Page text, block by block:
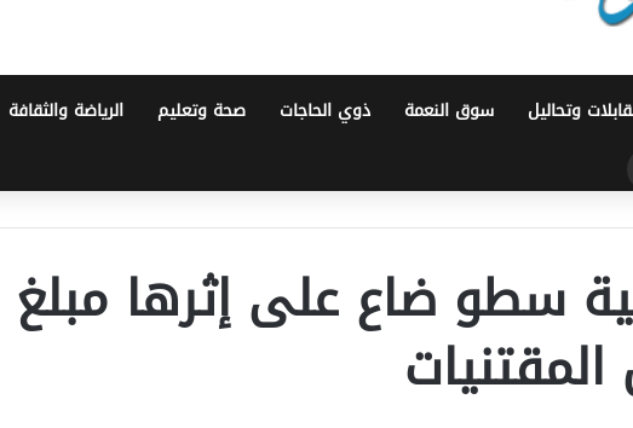
وتحاليل سوق النعمة ذوي الحاجات صحة وتعليم الرياضة والثقافة
سطو ضاع على إثرها مبلغ